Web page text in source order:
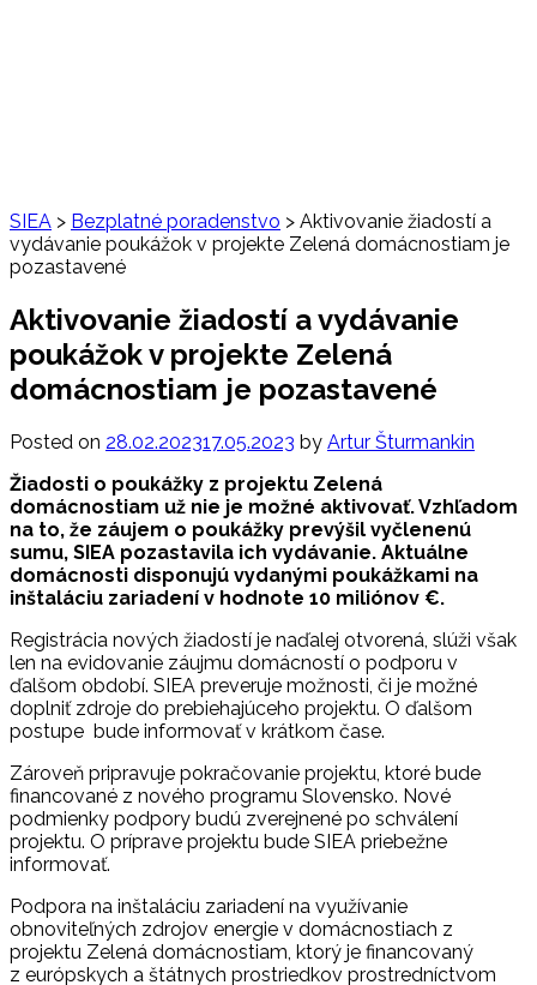
SIEA > Bezplatné poradenstvo > Aktivovanie žiadostí a
vydávanie poukážok v projekte Zelená domácnostiam je
pozastavené
Aktivovanie žiadostí a vydávanie
poukážok v projekte Zelená
domácnostiam je pozastavené
Posted on 28.02.202317.05.2023 by Artur Šturmankin
Žiadosti o poukážky z projektu Zelená
domácnostiam už nie je možné aktivovať. Vzhľadom
na to, že záujem o poukážky prevýšil vyčlenenú
sumu, SIEA pozastavila ich vydávanie. Aktuálne
domácnosti disponujú vydanými poukážkami na
inštaláciu zariadení v hodnote 10 miliónov €.
Registrácia nových žiadostí je naďalej otvorená, slúži však
len na evidovanie záujmu domácností o podporu v
ďalšom období. SIEA preveruje možnosti, či je možné
doplniť zdroje do prebiehajúceho projektu. O ďalšom
postupe bude informovať v krátkom čase.
Zároveň pripravuje pokračovanie projektu, ktoré bude
financované z nového programu Slovensko. Nové
podmienky podpory budú zverejnené po schválení
projektu. O príprave projektu bude SIEA priebežne
informovať.
Podpora na inštaláciu zariadení na využívanie
obnoviteľných zdrojov energie v domácnostiach z
projektu Zelená domácnostiam, ktorý je financovaný
z európskych a štátnych prostriedkov prostredníctvom